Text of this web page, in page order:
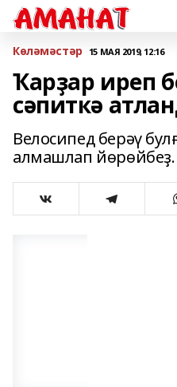
Көләмәстәр 15 МАЯ 2019, 12:16
Ҡарҙар иреп
сәпиткә
Велосипед берәү
алмашлап йөрөйбеҙ.